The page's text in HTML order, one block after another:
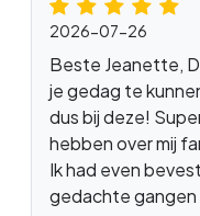
2026-07-26
Beste Jeanette,
je gedag te
dus bij deze!
hebben over mij
Ik had even
gedachte gangen